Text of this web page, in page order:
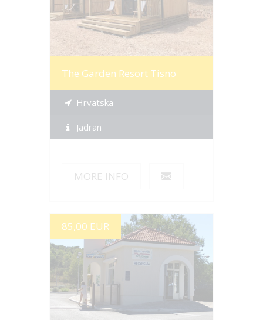
The Garden Resort Tisno
Hrvatska
Jadran
MORE INFO
85,00 EUR
Više informacija